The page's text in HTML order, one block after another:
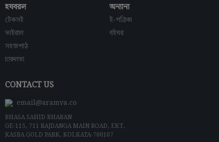
হযবরল
টেকসই
ভাইরাল
সহজপাঠ
চারুলতা
অন্যান্য
ই-পত্রিকা
বইঘর
CONTACT US
email@aramva.co
BHASA SAHID BHABAN
GE-115, 711 RAJDANGA MAIN ROAD, EKT,
KASBA GOLD PARK, KOLKATA-700107